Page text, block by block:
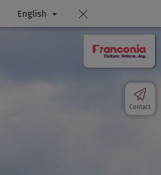
English
Contact